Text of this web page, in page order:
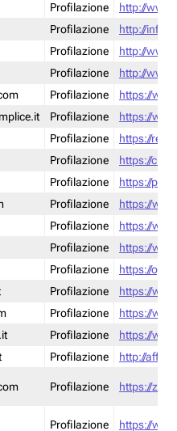
Profilazione
http://
Profilazione
http://
Profilazione
http://
Profilazione
http://
Profilazione
https://
Profilazione
https://
Profilazione
https://
Profilazione
https://
Profilazione
https://
Profilazione
https://
Profilazione
https://
Profilazione
https://
Profilazione
https://
Profilazione
https://
Profilazione
https://
Profilazione
https://
Profilazione
http://
Profilazione https://
Profilazione https://